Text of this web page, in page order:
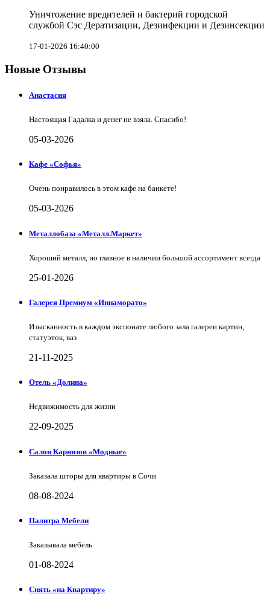
Уничтожение вредителей и бактерий городской
службой Сэс Дератизации, Дезинфекции и Дезинсекции
17-01-2026 16:40:00
Новые Отзывы
Анастасия
Настоящая Гадалка и денег не взяла. Спасибо!
05-03-2026
Кафе «Софья»
Очень понравилось в этом кафе на банкете!
05-03-2026
Металлобаза «Металл.Маркет»
Хороший металл, но главное в наличии большой ассортимент всегда
25-01-2026
Галерея Премиум «Иннаморато»
Изысканность в каждом экспонате любого зала галереи картин,
статуэток, ваз
21-11-2025
Отель «Долина»
Недвижимость для жизни
22-09-2025
Салон Карнизов «Модные»
Заказала шторы для квартиры в Сочи
08-08-2024
Палитра Мебели
Заказывала мебель
01-08-2024
Снять «на Квартиру»